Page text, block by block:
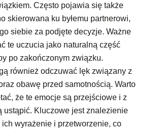
Często pojawia się także
skierowana ku byłemu partnerowi,
siebie za podjęte decyzje. Ważne
te uczucia jako naturalną część
po zakończonym związku.
również odczuwać lęk związany z
obawę przed samotnością. Warto
że te emocje są przejściowe i z
ustąpić. Kluczowe jest znalezienie
wyrażenie i przetworzenie, co